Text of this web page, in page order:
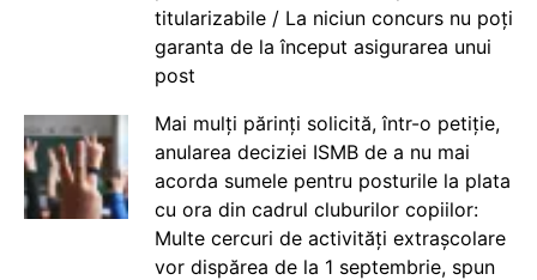
titularizabile / La niciun concurs nu poți
garanta de la început asigurarea unui
post
Mai mulți părinți solicită, într-o petiție,
anularea deciziei ISMB de a nu mai
acorda sumele pentru posturile la plata
cu ora din cadrul cluburilor copiilor:
Multe cercuri de activități extrașcolare
vor dispărea de la 1 septembrie, spun